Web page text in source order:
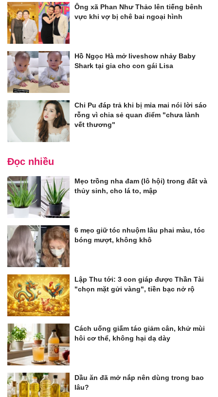
Ông xã Phan Như Thảo lên tiếng bênh
vực khi vợ bị chê bai ngoại hình
Hồ Ngọc Hà mở liveshow nhảy Baby
Shark tại gia cho con gái Lisa
Chi Pu đáp trả khi bị mỉa mai nói lời sáo
rỗng vì chia sẻ quan điểm "chưa lành
vết thương"
Đọc nhiều
Mẹo trồng nha đam (lô hội) trong đất và
thủy sinh, cho lá to, mập
6 mẹo giữ tóc nhuộm lâu phai màu, tóc
bóng mượt, không khô
Lập Thu tới: 3 con giáp được Thần Tài
"chọn mặt gửi vàng", tiền bạc nở rộ
Cách uống giấm táo giảm cân, khử mùi
hôi cơ thể, không hại dạ dày
Dầu ăn đã mở nắp nên dùng trong bao
lâu?